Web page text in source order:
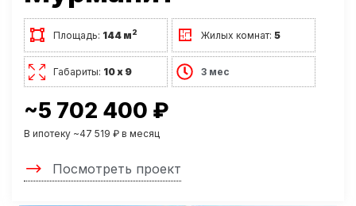
Площадь: 144 м2 Жилых комнат:5
Габариты: 10 х 9 3 мес
~5 702 400 ₽
В ипотеку ~47 519 ₽ в месяц
Посмотреть проект